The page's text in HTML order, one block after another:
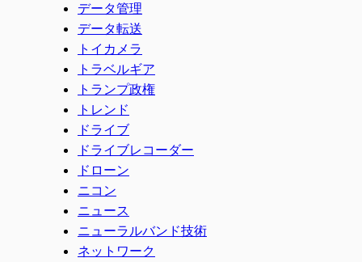
データ管理
データ転送
トイカメラ
トラベルギア
トランプ政権
トレンド
ドライブ
ドライブレコーダー
ドローン
ニコン
ニュース
ニューラルバンド技術
ネットワーク